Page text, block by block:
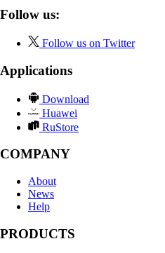
Follow us:
Follow us on Twitter
Applications
Download
Huawei
RuStore
COMPANY
About
News
Help
PRODUCTS